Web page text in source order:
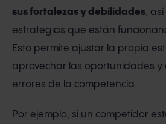
sus fortalezas y debilidades,
estrategias que están
Esto permite ajustar la propia
aprovechar las oportunidades y
errores de la competencia.
Por ejemplo, si un competidor